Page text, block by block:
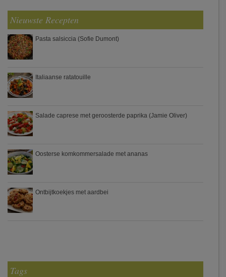
Nieuwste Recepten
Pasta salsiccia (Sofie Dumont)
Italiaanse ratatouille
Salade caprese met geroosterde paprika (Jamie Oliver)
Oosterse komkommersalade met ananas
Ontbijtkoekjes met aardbei
Tags